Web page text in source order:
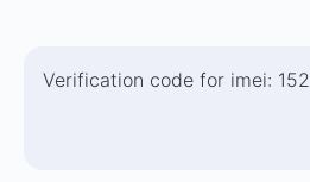
Verification code for imei: 152